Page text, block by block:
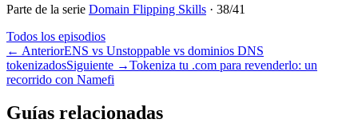
Parte de la serie Domain Flipping Skills · 38/41
Todos los episodios
← AnteriorENS vs Unstoppable vs dominios DNS
tokenizadosSiguiente →Tokeniza tu .com para revenderlo: un
recorrido con Namefi
Guías relacionadas